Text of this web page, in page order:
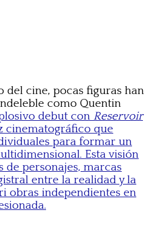
del cine, pocas figuras han
como Quentin
debut con Reservoir
cinematográfico que
para formar un
Esta visión
de personajes, marcas
entre la realidad y la
obras independientes en